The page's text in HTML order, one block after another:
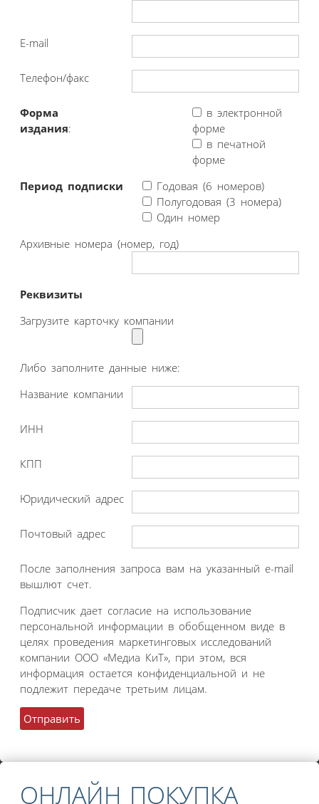
E-mail
Телефон/факс
Форма
издания:
в электронной
форме
в печатной
форме
Период подписки
Годовая (6 номеров)
Полугодовая (3 номера)
Один номер
Архивные номера (номер, год)
Реквизиты
Загрузите карточку компании
Либо заполните данные ниже:
Название компании
ИНН
КПП
Юридический адрес
Почтовый адрес
После заполнения запроса вам на указанный e-mail
вышлют счет.
Подписчик дает согласие на использование
персональной информации в обобщенном виде в
целях проведения маркетинговых исследований
компании ООО «Медиа КиТ», при этом, вся
информация остается конфиденциальной и не
подлежит передаче третьим лицам.
ОНЛАЙН ПОКУПКА